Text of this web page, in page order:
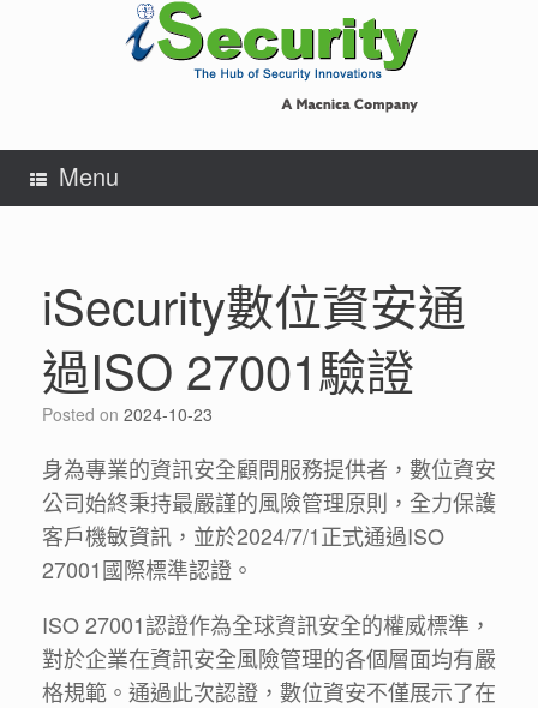
Menu
iSecurity數位資安通
過ISO 27001驗證
Posted on 2024-10-23
身為專業的資訊安全顧問服務提供者，數位資安
公司始終秉持最嚴謹的風險管理原則，全力保護
客戶機敏資訊，並於2024/7/1正式通過ISO
27001國際標準認證。
ISO 27001認證作為全球資訊安全的權威標準，
對於企業在資訊安全風險管理的各個層面均有嚴
格規範。通過此次認證，數位資安不僅展示了在